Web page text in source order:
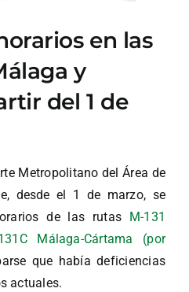
en las
y
del 1 de
Metropolitano del Área de
desde el 1 de marzo, se
de las rutas
M-131
Málaga-Cártama (por
que había deficiencias
actuales.